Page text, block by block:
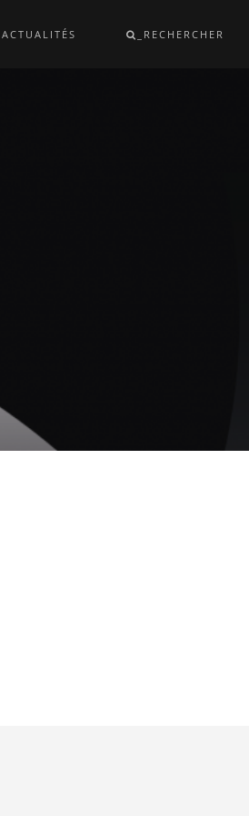
ACTUALITÉS _RECHERCHER